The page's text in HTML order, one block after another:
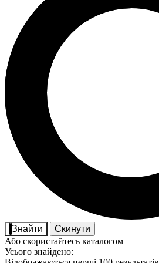
Знайти
Скинути
Або скористайтесь каталогом
Усього знайдено: